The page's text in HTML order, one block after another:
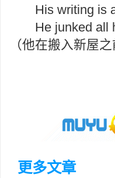
His writing is
He junked all
（他在搬入新屋
更多文章